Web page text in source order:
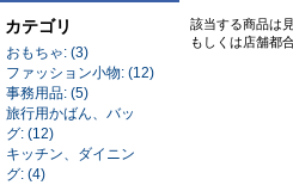
カテゴリ
おもちゃ: (3)
ファッション小物: (12)
事務用品: (5)
旅行用かばん、バッ
グ: (12)
キッチン、ダイニン
グ: (4)
該当する商品は
もしくは店舗都